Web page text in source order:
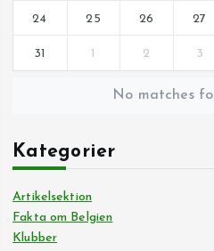
24 25 26 27
31 1 2 3
No matches
Kategorier
Artikelsektion
Fakta om Belgien
Klubber